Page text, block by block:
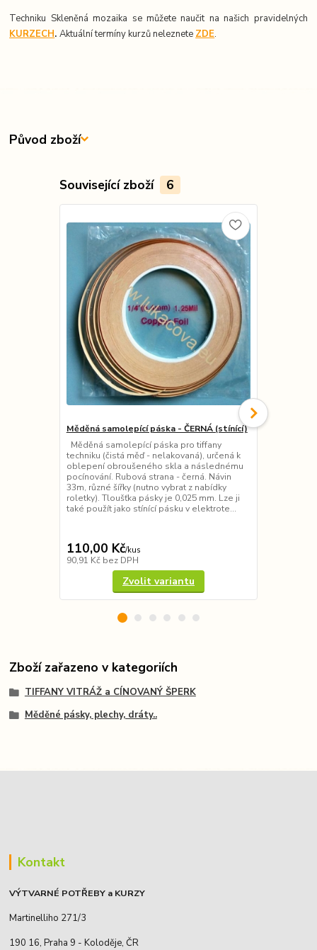
Techniku Skleněná mozaika se můžete naučit na našich pravidelných
KURZECH.Aktuální termíny kurzů neleznete ZDE.
Původ zboží
Související zboží 6
Měděná samolepící páska - ČERNÁ (stínící)
Měděná samolepící páska pro tiffany
techniku (čistá měď - nelakovaná), určená k
oblepení obroušeného skla a následnému
pocínování. Rubová strana - černá. Návin
33m, různé šířky (nutno vybrat z nabídky
roletky). Tloušťka pásky je 0,025 mm. Lze ji
také použít jako stínící pásku v elektrote...
110,00 Kč/kus
90,91 Kč bez DPH
Zvolit variantu
Zboží zařazeno v kategoriích
TIFFANY VITRÁŽ a CÍNOVANÝ ŠPERK
Měděné pásky, plechy, dráty..
Kontakt
VÝTVARNÉ POTŘEBY a KURZY
Martinelliho 271/3
190 16, Praha 9 - Koloděje, ČR